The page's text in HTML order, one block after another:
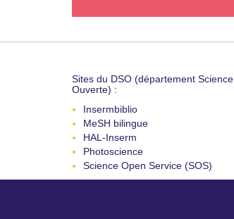
Sites du DSO (département Science
Ouverte) :
Insermbiblio
MeSH bilingue
HAL-Inserm
Photoscience
Science Open Service (SOS)